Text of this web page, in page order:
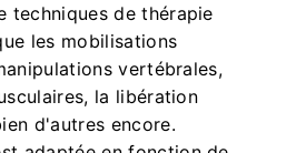
techniques de thérapie
les mobilisations
vertébrales,
la libération
d'autres encore.